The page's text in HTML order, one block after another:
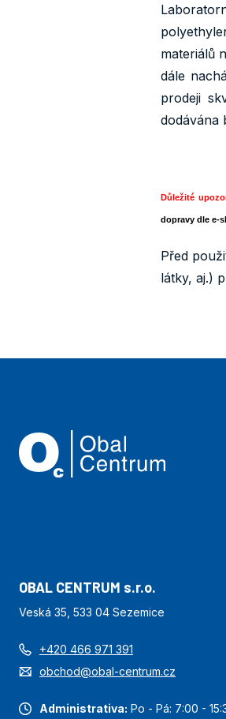
materiálů
dále
prodeji
dodávána
Důležité
dopravy dle e-
Před
látky, aj.)
OBAL CENTRUM s.r.o.
Veská 35, 533 04 Sezemice
+420 466 971 391
obchod@obal-centrum.cz
Administrativa: Po - Pá: 7:00 -